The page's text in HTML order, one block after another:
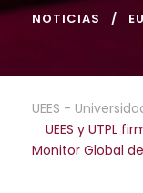
NOTICIAS
UEES -
UEES y UTPL
Monitor Global